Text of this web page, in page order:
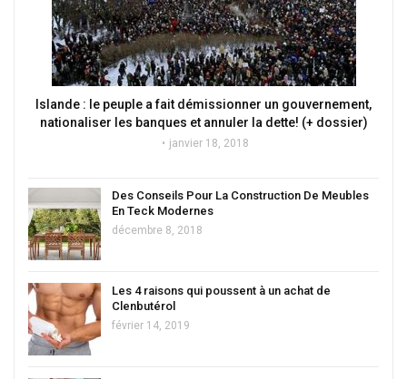
Islande : le peuple a fait démissionner un gouvernement,
nationaliser les banques et annuler la dette! (+ dossier)
janvier 18, 2018
Des Conseils Pour La Construction De Meubles
En Teck Modernes
décembre 8, 2018
Les 4 raisons qui poussent à un achat de
Clenbutérol
février 14, 2019